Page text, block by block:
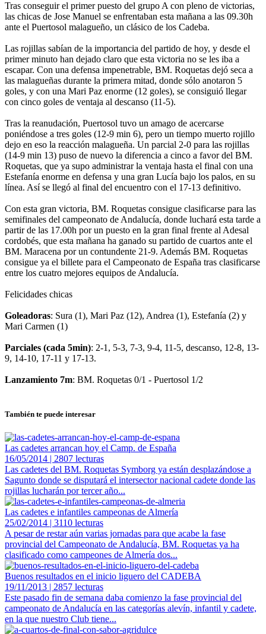
Tras conseguir el primer puesto del grupo A con pleno de victorias,
las chicas de Jose Manuel se enfrentaban esta mañana a las 09.30h
ante el Puertosol malagueño, un clásico de los Cadeba.
Las rojillas sabían de la importancia del partido de hoy, y desde el
primer minuto han dejado claro que esta victoria no se les iba a
escapar. Con una defensa impenetrable, BM. Roquetas dejó seca a
las malagueñas durante la primera mitad, donde sólo anotaron 5
goles, y con una Mari Paz enorme (12 goles), se consiguió llegar
con cinco goles de ventaja al descanso (11-5).
Tras la reanudación, Puertosol tuvo un amago de acercarse
poniéndose a tres goles (12-9 min 6), pero un tiempo muerto rojillo
dejo en eso la reacción malagueña. Un parcial 2-0 para las rojillas
(14-9 min 13) puso de nuevo la diferencia a cinco a favor del BM.
Roquetas, que ya supo administrar la ventaja hasta el final con una
Estefanía enorme en defensa y una gran Lucía bajo los palos, en su
línea. Así se llegó al final del encuentro con el 17-13 definitivo.
Con esta gran victoria, BM. Roquetas consigue clasificarse para las
semifinales del campeonato de Andalucía, donde luchará esta tarde a
partir de las 17.00h por un puesto en la gran final frente al Adesal
cordobés, que esta mañana ha ganado su partido de cuartos ante el
BM. Maracena por un contundente 21-9. Además BM. Roquetas
consigue ya el billete para el Campeonato de España tras clasificarse
entre los cuatro mejores equipos de Andalucía.
Felicidades chicas
Goleadoras: Sura (1), Mari Paz (12), Andrea (1), Estefanía (2) y
Mari Carmen (1)
Parciales (cada 5min): 2-1, 5-3, 7-3, 9-4, 11-5, descanso, 12-8, 13-
9, 14-10, 17-11 y 17-13.
Lanzamiento 7m: BM. Roquetas 0/1 - Puertosol 1/2
También te puede interesar
Las cadetes arrancan hoy el Camp. de España
16/05/2014 | 2807 lecturas
Las cadetes del BM. Roquetas Symborg ya están desplazándose a
Sagunto donde se disputará el intersector nacional cadete donde las
rojillas lucharán por tercer año...
Las cadetes e infantiles campeonas de Almería
25/02/2014 | 3110 lecturas
A pesar de restar aún varias jornadas para que acabe la fase
provincial del Campeonato de Andalucía, BM. Roquetas ya ha
clasificado como campeones de Almería dos...
Buenos resultados en el inicio liguero del CADEBA
19/11/2013 | 2857 lecturas
Este pasado fin de semana daba comienzo la fase provincial del
campeonato de Andalucía en las categorías alevín, infantil y cadete,
en la que nuestro Club tiene...